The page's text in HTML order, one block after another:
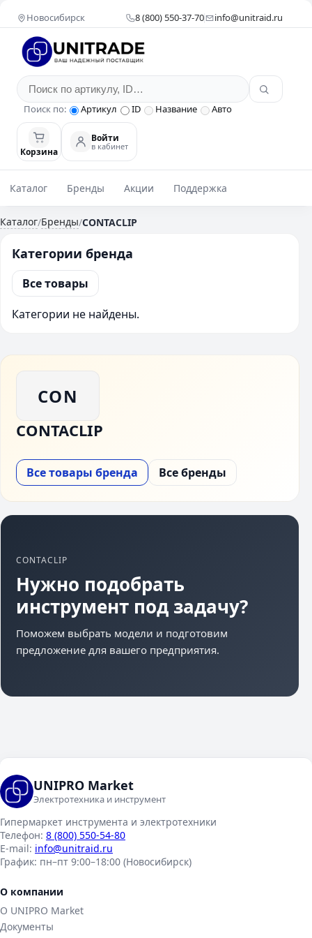
Новосибирск 8 (800) 550-37-70 info@unitraid.ru
Поиск по: Артикул ID Название Авто
Корзина
Войти
в кабинет
Каталог Бренды Акции Поддержка
Каталог/Бренды/CONTACLIP
Категории бренда
Все товары
Категории не найдены.
CON
CONTACLIP
Все товары бренда Все бренды
CONTACLIP
Нужно подобрать
инструмент под задачу?
Поможем выбрать модели и подготовим
предложение для вашего предприятия.
UNIPRO Market
Электротехника и инструмент
Гипермаркет инструмента и электротехники
Телефон: 8 (800) 550-54-80
E-mail: info@unitraid.ru
График: пн–пт 9:00–18:00 (Новосибирск)
О компании
О UNIPRO Market
Документы